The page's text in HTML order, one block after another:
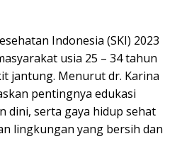
Indonesia (SKI) 2023
usia 25 – 34 tahun
jantung. Menurut dr. Karina
pentingnya edukasi
dini, serta gaya hidup sehat
lingkungan yang bersih dan